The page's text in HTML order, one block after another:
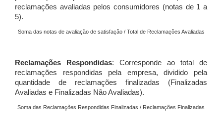
reclamações avaliadas pelos consumidores (notas de 1 a
5).
Soma das notas de avaliação de satisfação / Total de Reclamações Avaliadas
Reclamações Respondidas: Corresponde ao total de
reclamações respondidas pela empresa, dividido pela
quantidade de reclamações finalizadas (Finalizadas
Avaliadas e Finalizadas Não Avaliadas).
Soma das Reclamações Respondidas Finalizadas / Reclamações Finalizadas